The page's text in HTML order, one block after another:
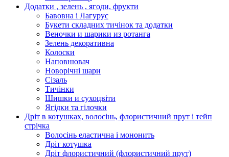
Додатки , зелень , ягоди, фрукти
Бавовна і Лагурус
Букети складних тичінок та додатки
Веночки и шарики из ротанга
Зелень декоративна
Колоски
Наповнювач
Новорічні шари
Сізаль
Тичінки
Шишки и сухоцвіти
Ягідки та гілочки
Дріт в котушках, волосінь, флористичний прут і тейп
стрічка
Волосінь еластична і мононить
Дріт котушка
Дріт флористичний (флористичний прут)